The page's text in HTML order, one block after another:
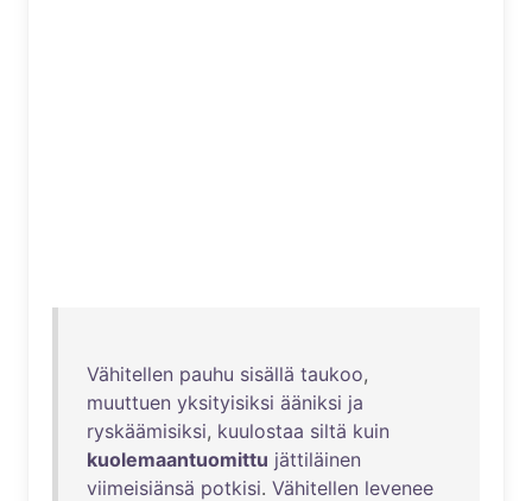
Vähitellen pauhu sisällä taukoo,
muuttuen yksityisiksi ääniksi ja
ryskäämisiksi, kuulostaa siltä kuin
kuolemaantuomittu jättiläinen
viimeisiänsä potkisi. Vähitellen levenee